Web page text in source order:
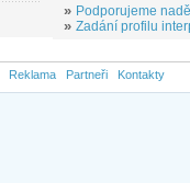
» Podporujeme
» Zadání profilu
Reklama Partneři Kontakty